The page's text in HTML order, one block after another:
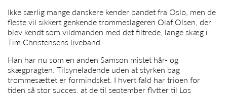
Ikke særlig mange danskere kender bandet fra Oslo, men de
fleste vil sikkert genkende trommeslageren Olaf Olsen, der
blev kendt som vildmanden med det filtrede, lange skæg i
Tim Christensens liveband.
Han har nu som en anden Samson mistet hår- og
skægpragten. Tilsyneladende uden at styrken bag
trommesættet er formindsket. I hvert fald har trioen for
tiden så stor succes, at de til september flytter til Los